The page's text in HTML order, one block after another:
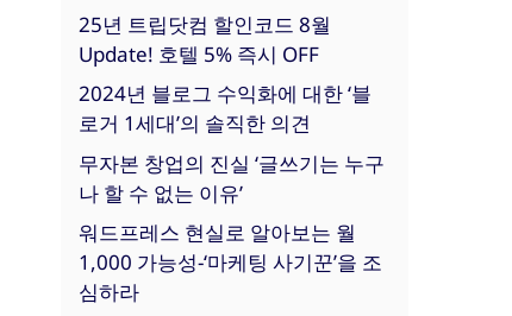
25년 트립닷컴 할인코드 8월
Update! 호텔 5% 즉시 OFF
2024년 블로그 수익화에 대한 ‘블
로거 1세대’의 솔직한 의견
무자본 창업의 진실 ‘글쓰기는 누구
나 할 수 없는 이유’
워드프레스 현실로 알아보는 월
1,000 가능성-‘마케팅 사기꾼’을 조
심하라